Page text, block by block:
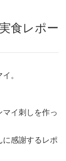
。
イ刺しを作っ
に感謝するレポ